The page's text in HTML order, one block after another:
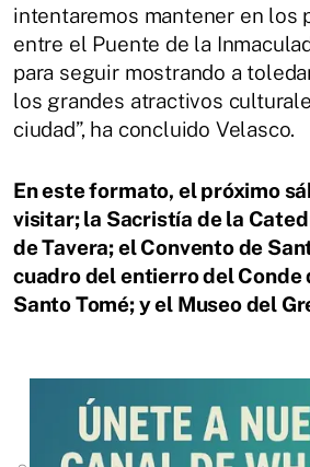
intentaremos mantener en los
entre el Puente de la
para seguir mostrando a
los grandes atractivos
ciudad”, ha concluido Velasco.
En este formato, el próximo
visitar; la Sacristía de la
de Tavera; el Convento de
cuadro del entierro del Conde
Santo Tomé; y el Museo del